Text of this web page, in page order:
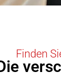
Finden